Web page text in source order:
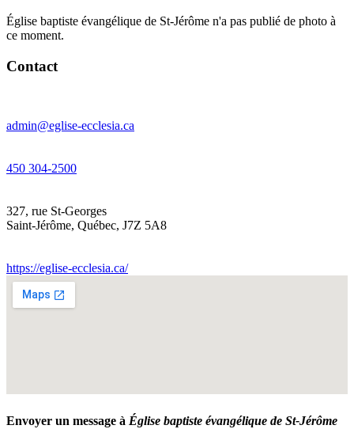
Église baptiste évangélique de St-Jérôme n'a pas publié de photo à
ce moment.
Contact
admin@eglise-ecclesia.ca
450 304-2500
327, rue St-Georges
Saint-Jérôme, Québec, J7Z 5A8
https://eglise-ecclesia.ca/
Envoyer un message à Église baptiste évangélique de St-Jérôme